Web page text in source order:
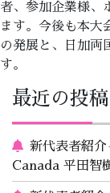
者、参加企業様、
ます。今後も本大
の発展と、日加両
す。
最近の投稿
新代表者紹
Canada 平田智